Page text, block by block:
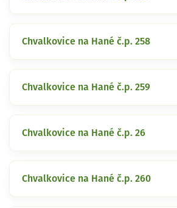
Chvalkovice na Hané č.p. 258
Chvalkovice na Hané č.p. 259
Chvalkovice na Hané č.p. 26
Chvalkovice na Hané č.p. 260